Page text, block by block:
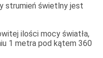
strumień świetlny jest
ilości mocy światła,
1 metra pod kątem 360